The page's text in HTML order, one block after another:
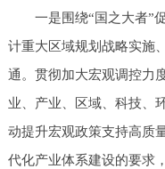
一是围绕“国之大者”促
计重大区域规划战略实施
通。贯彻加大宏观调控力
业、产业、区域、科技、
动提升宏观政策支持高质
代化产业体系建设的要求